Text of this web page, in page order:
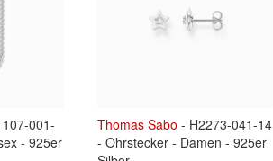
001-
- 925er
Thomas Sabo - H2273-041-14
- Ohrstecker - Damen - 925er